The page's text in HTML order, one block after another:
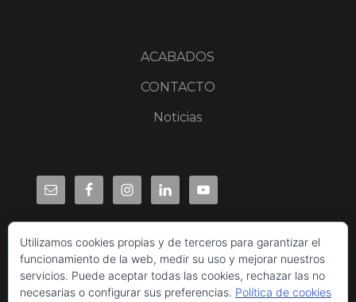
ACABADOS
CONTACTO
Noticias
Utilizamos cookies propias y de terceros para garantizar el
funcionamiento de la web, medir su uso y mejorar nuestros
servicios. Puede aceptar todas las cookies, rechazar las no
necesarias o configurar sus preferencias. Política de cookies